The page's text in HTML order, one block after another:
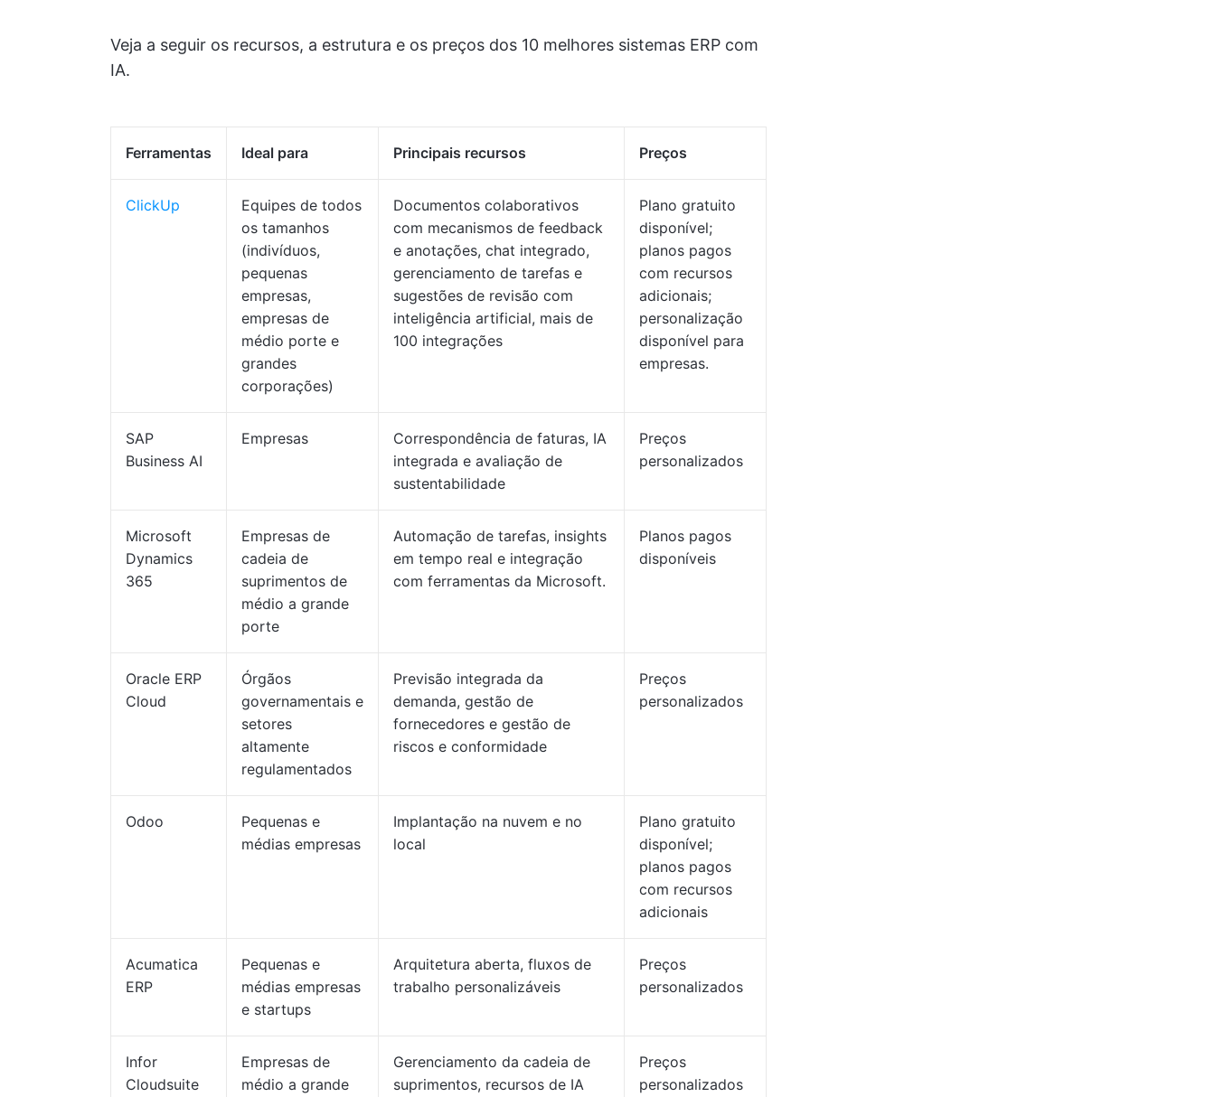
Veja a seguir os recursos, a estrutura e os preços dos 10 melhores sistemas ERP com
IA.
Ferramentas Ideal para Principais recursos Preços
ClickUp
Equipes de todos
os tamanhos
(indivíduos,
pequenas
empresas,
empresas de
médio porte e
grandes
corporações)
Documentos colaborativos
com mecanismos de feedback
e anotações, chat integrado,
gerenciamento de tarefas e
sugestões de revisão com
inteligência artificial, mais de
100 integrações
Plano gratuito
disponível;
planos pagos
com recursos
adicionais;
personalização
disponível para
empresas.
SAP
Business AI
Empresas
Correspondência de faturas, IA
integrada e avaliação de
sustentabilidade
Preços
personalizados
Microsoft
Dynamics
365
Empresas de
cadeia de
suprimentos de
médio a grande
porte
Automação de tarefas, insights
em tempo real e integração
com ferramentas da Microsoft.
Planos pagos
disponíveis
Oracle ERP
Cloud
Órgãos
governamentais e
setores
altamente
regulamentados
Previsão integrada da
demanda, gestão de
fornecedores e gestão de
riscos e conformidade
Preços
personalizados
Odoo
Pequenas e
médias empresas
Implantação na nuvem e no
local
Plano gratuito
disponível;
planos pagos
com recursos
adicionais
Acumatica
ERP
Pequenas e
médias empresas
e startups
Arquitetura aberta, fluxos de
trabalho personalizáveis
Preços
personalizados
Infor
Cloudsuite
Empresas de
médio a grande
Gerenciamento da cadeia de
suprimentos, recursos de IA
Preços
personalizados